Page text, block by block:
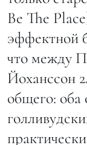
Be The
эффектной
что между
Йоханссон
общего: